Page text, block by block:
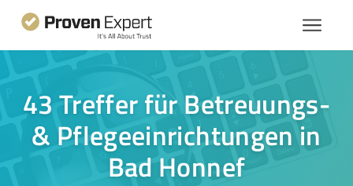
43 Treffer für Betreuungs-
& Pflegeeinrichtungen in
Bad Honnef